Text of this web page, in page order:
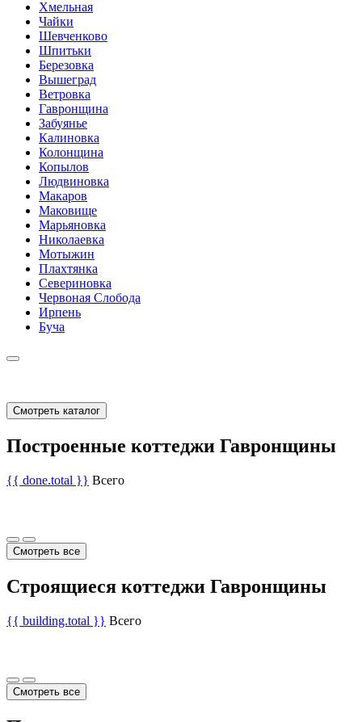
Хмельная
Чайки
Шевченково
Шпитьки
Березовка
Вышеград
Ветровка
Гавронщина
Забуянье
Калиновка
Колонщина
Копылов
Людвиновка
Макаров
Маковище
Марьяновка
Николаевка
Мотыжин
Плахтянка
Севериновка
Червоная Слобода
Ирпень
Буча
Смотреть каталог
Построенные коттеджи Гавронщины
{{ done.total }} Всего
Смотреть все
Строящиеся коттеджи Гавронщины
{{ building.total }} Всего
Смотреть все